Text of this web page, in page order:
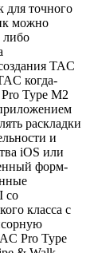
точного
можно
либо
TAC
когда-
Type M2
раскладки
и
iOS или
форм-
со
класса с
Pro Type